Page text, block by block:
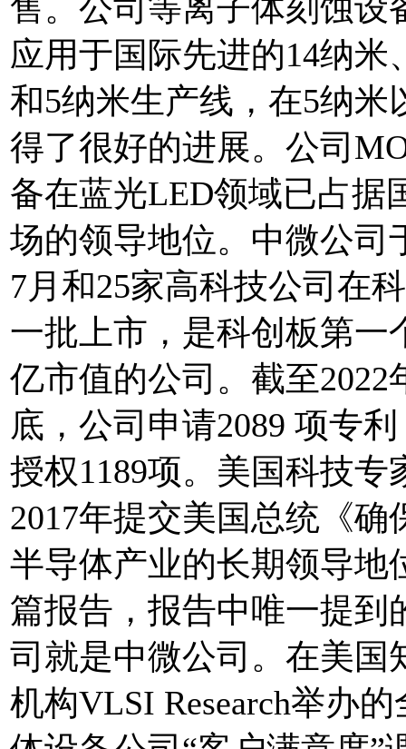
售。公司等离子体刻蚀设
应用于国际先进的14纳米
和5纳米生产线，在5纳米
得了很好的进展。公司
备在蓝光LED领域已占据
场的领导地位。中微公司
7月和25家高科技公司在
一批上市，是科创板第一
亿市值的公司。截至2022
底，公司申请2089 项专
授权1189项。美国科技专
2017年提交美国总统《确
半导体产业的长期领导地
篇报告，报告中唯一提到
司就是中微公司。在美国
机构VLSI Research举办